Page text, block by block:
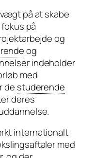
på at skabe
på
og
og
indeholder
med
de studerende
deres
internationalt
med